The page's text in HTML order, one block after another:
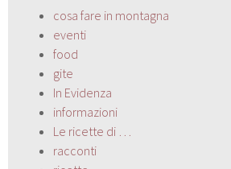
cosa fare in montagna
eventi
food
gite
In Evidenza
informazioni
Le ricette di …
racconti